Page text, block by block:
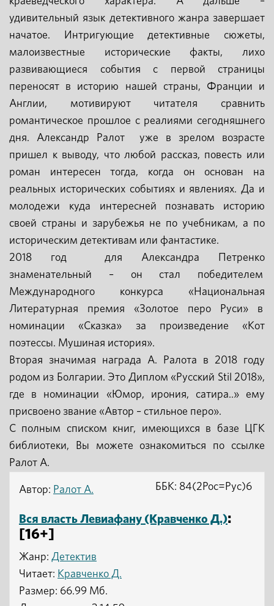
удивительный язык детективного жанра завершает
начатое. Интригующие детективные сюжеты,
малоизвестные исторические факты, лихо
развивающиеся события с первой страницы
переносят в историю нашей страны, Франции и
Англии, мотивируют читателя сравнить
романтическое прошлое с реалиями сегодняшнего
дня. Александр Ралот уже в зрелом возрасте
пришел к выводу, что любой рассказ, повесть или
роман интересен тогда, когда он основан на
реальных исторических событиях и явлениях. Да и
молодежи куда интересней познавать историю
своей страны и зарубежья не по учебникам, а по
историческим детективам или фантастике.
2018 год для Александра Петренко
знаменательный – он стал победителем
Международного конкурса «Национальная
Литературная премия «Золотое перо Руси» в
номинации «Сказка» за произведение «Кот
поэтессы. Мушиная история».
Вторая значимая награда А. Ралота в 2018 году
родом из Болгарии. Это Диплом «Русский Stil 2018»,
где в номинации «Юмор, ирония, сатира..» ему
присвоено звание «Автор – стильное перо».
С полным списком книг, имеющихся в базе ЦГК
библиотеки, Вы можете ознакомиться по ссылке
Ралот А.
Автор: Ралот А.
Вся власть Левиафану (Кравченко Д.):
[16+]
Жанр: Детектив
Читает: Кравченко Д.
ББК: 84(2Рос=Рус)6
Размер: 66.99 Мб.